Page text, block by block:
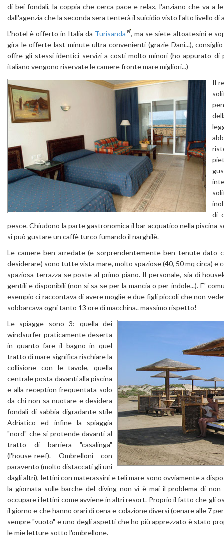
di bei fondali, la coppia che cerca pace e relax, l'anziano che va a
dall'agenzia che la seconda sera tenterà il suicidio visto l'alto livello di
L'hotel è offerto in Italia da Turisanda
, ma se siete altoatesini e
gira le offerte last minute ultra convenienti (grazie Dani...),
offre gli stessi identici servizi a costi molto minori (ho appurato
italiano vengono riservate le camere fronte mare migliori...)
Il
di
pesce. Chiudono la parte gastronomica il bar acquatico nella piscina
si può gustare un caffè turco fumando il narghilè.
Le camere ben arredate (e sorprendentemente ben tenute dato
desiderare) sono tutte vista mare, molto spaziose (40, 50 mq circa) e
spaziosa terrazza se poste al primo piano. Il personale, sia di
gentili e disponibili (non si sa se per la mancia o per indole...). E'
esempio ci raccontava di avere moglie e due figli piccoli che non
sobbarcava ogni tanto 13 ore di macchina.. massimo rispetto!
Le spiagge sono 3: quella dei
windsurfer praticamente deserta
in quanto fare il bagno in quel
tratto di mare significa rischiare la
collisione con le tavole, quella
centrale posta davanti alla piscina
e alla reception frequentata solo
da chi non sa nuotare e desidera
fondali di sabbia digradante stile
Adriatico ed infine la spiaggia
"nord" che si protende davanti al
tratto di barriera "casalinga"
(l'house-reef). Ombrelloni con
paravento (molto distaccati gli uni
dagli altri), lettini con materassini e teli mare sono ovviamente a
la giornata sulle barche del diving non vi è mai il problema di
occupare i lettini come avviene in altri resort. Proprio il fatto che gli
il giorno e che hanno orari di cena e colazione diversi (cenare alle 7
sempre "vuoto" e uno degli aspetti che ho più apprezzato è stato
le mie letture sotto l'ombrellone.